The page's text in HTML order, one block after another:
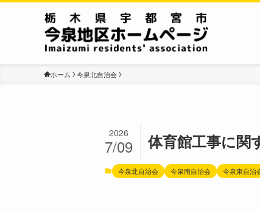
ホーム 今泉北自治会
体育館工事に関
2026
7/09
今泉北自治会 今泉南自治会 今泉東自治